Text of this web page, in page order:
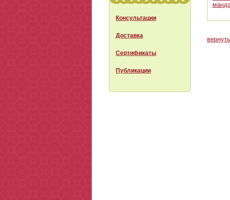
Консультации
Доставка
Сертификаты
Публикации